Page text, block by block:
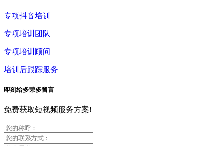
专项抖音培训
专项培训团队
专项培训顾问
培训后跟踪服务
即刻给多荣多留言
免费获取短视频服务方案!